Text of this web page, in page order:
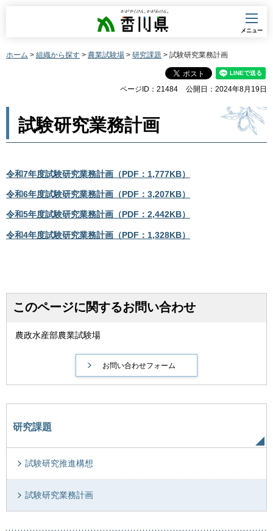
香川県
メニュー
ホーム > 組織から探す > 農業試験場 > 研究課題 > 試験研究業務計画
ページID：21484 公開日：2024年8月19日
試験研究業務計画
令和7年度試験研究業務計画（PDF：1,777KB）
令和6年度試験研究業務計画（PDF：3,207KB）
令和5年度試験研究業務計画（PDF：2,442KB）
令和4年度試験研究業務計画（PDF：1,328KB）
このページに関するお問い合わせ
農政水産部農業試験場
研究課題
試験研究推進構想
試験研究業務計画